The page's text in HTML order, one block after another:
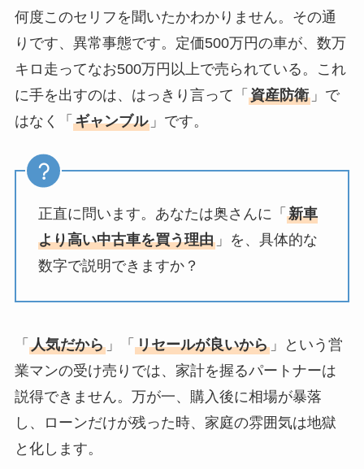
何度このセリフを聞いたかわかりません。その通
りです、異常事態です。定価500万円の車が、数万
キロ走ってなお500万円以上で売られている。これ
に手を出すのは、はっきり言って「 資産防衛」で
はなく「 ギャンブル」です。
正直に問います。あなたは奥さんに「 新車
より高い中古車を買う理由」を、具体的な
数字で説明できますか？
「 人気だから」「 リセールが良いから」という営
業マンの受け売りでは、家計を握るパートナーは
説得できません。万が一、購入後に相場が暴落
し、ローンだけが残った時、家庭の雰囲気は地獄
と化します。